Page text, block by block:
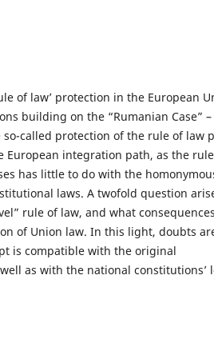
of law’ protection in the European
building on the “Rumanian Case” –
so-called protection of the rule of law
European integration path, as the
has little to do with the
laws. A twofold question
rule of law, and what
of Union law. In this light, doubts
is compatible with the original
as with the national constitutions’